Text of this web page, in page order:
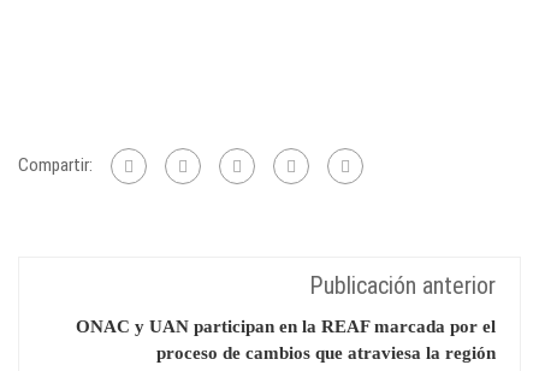
Compartir:
Publicación anterior
ONAC y UAN participan en la REAF marcada por el
proceso de cambios que atraviesa la región